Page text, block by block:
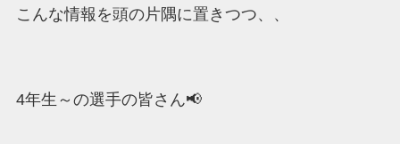
こんな情報を頭の片隅に置きつつ、、
4年生～の選手の皆さん📢